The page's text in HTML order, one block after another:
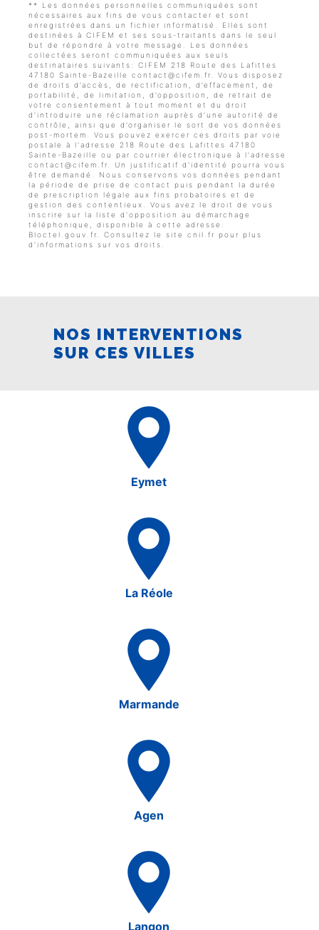
** Les données personnelles communiquées sont
nécessaires aux fins de vous contacter et sont
enregistrées dans un fichier informatisé. Elles sont
destinées à CIFEM et ses sous-traitants dans le seul
but de répondre à votre message. Les données
collectées seront communiquées aux seuls
destinataires suivants: CIFEM 218 Route des Lafittes
47180 Sainte-Bazeille contact@cifem.fr. Vous disposez
de droits d’accès, de rectification, d’effacement, de
portabilité, de limitation, d’opposition, de retrait de
votre consentement à tout moment et du droit
d’introduire une réclamation auprès d’une autorité de
contrôle, ainsi que d’organiser le sort de vos données
post-mortem. Vous pouvez exercer ces droits par voie
postale à l'adresse 218 Route des Lafittes 47180
Sainte-Bazeille ou par courrier électronique à l'adresse
contact@cifem.fr. Un justificatif d'identité pourra vous
être demandé. Nous conservons vos données pendant
la période de prise de contact puis pendant la durée
de prescription légale aux fins probatoires et de
gestion des contentieux. Vous avez le droit de vous
inscrire sur la liste d'opposition au démarchage
téléphonique, disponible à cette adresse:
Bloctel.gouv.fr . Consultez le site cnil.fr pour plus
d’informations sur vos droits.
NOS INTERVENTIONS
SUR CES VILLES
Eymet
La Réole
Marmande
Agen
Langon